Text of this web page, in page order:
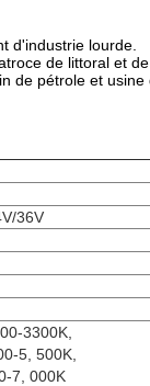
d'industrie lourde.
de littoral et de
de pétrole et usine
36V
3300K,
5, 500K,
7, 000K